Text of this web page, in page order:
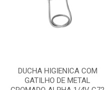
DUCHA HIGIENICA COM
GATILHO DE METAL